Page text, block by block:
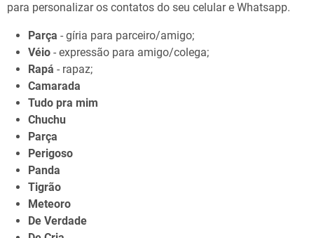
para personalizar os contatos do seu celular e Whatsapp.
Parça - gíria para parceiro/amigo;
Véio - expressão para amigo/colega;
Rapá - rapaz;
Camarada
Tudo pra mim
Chuchu
Parça
Perigoso
Panda
Tigrão
Meteoro
De Verdade